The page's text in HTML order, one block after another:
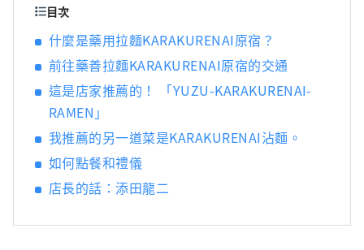
共吸引了約75萬人參加。 2018年，成立
Ramen Switch株式會社，並發表全球首個拉麵
飾品品牌「ZURU+」。拉麵清酒《NOODLE
SAKE -Shunka Autumn and Winter-》《Rice
and Agave Craft Salmon for Ramen》的製作
人和作者以及《Tokyo Ramen Collection》的
作者（正文社）
目次
什麼是藥用拉麵KARAKURENAI原宿？
前往藥善拉麵KARAKURENAI原宿的交通
這是店家推薦的！ 「YUZU-KARAKURENAI-
RAMEN」
我推薦的另一道菜是KARAKURENAI沾麵。
如何點餐和禮儀
店長的話：添田龍二